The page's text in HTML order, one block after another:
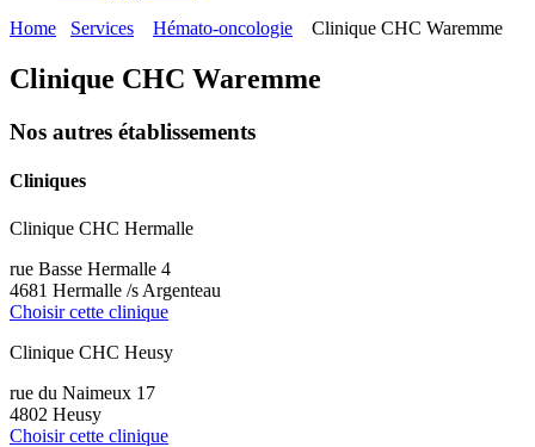
Home
Services Hémato-oncologie Clinique CHC Waremme
Clinique CHC Waremme
Nos autres établissements
Cliniques
Clinique CHC Hermalle
rue Basse Hermalle 4
4681 Hermalle /s Argenteau
Choisir cette clinique
Clinique CHC Heusy
rue du Naimeux 17
4802 Heusy
Choisir cette clinique